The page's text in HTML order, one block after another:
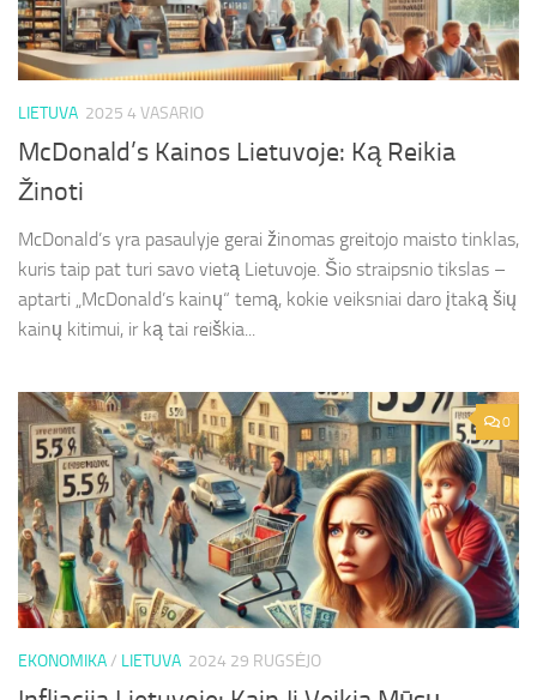
LIETUVA 2025 4 VASARIO
McDonald’s Kainos Lietuvoje: Ką Reikia
Žinoti
McDonald’s yra pasaulyje gerai žinomas greitojo maisto tinklas,
kuris taip pat turi savo vietą Lietuvoje. Šio straipsnio tikslas –
aptarti „McDonald’s kainų“ temą, kokie veiksniai daro įtaką šių
kainų kitimui, ir ką tai reiškia...
0
EKONOMIKA/ LIETUVA 2024 29 RUGSĖJO